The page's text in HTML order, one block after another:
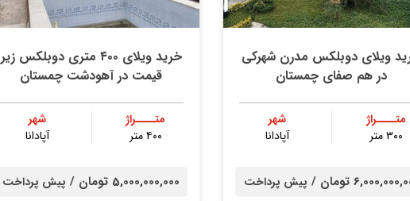
ویلای دوبلکس مدرن شهرکی
در هم صفای چمستان
متــــراژ
۳۰۰ متر
شهر
آپادانا
تومان / پیش پرداخت
خرید ویلای ۴۰۰ متری دوبلکس زیر
قیمت در آهودشت چمستان
متــــراژ
۴۰۰ متر
شهر
آپادانا
5,000,000,000 تومان / پیش پرداخت